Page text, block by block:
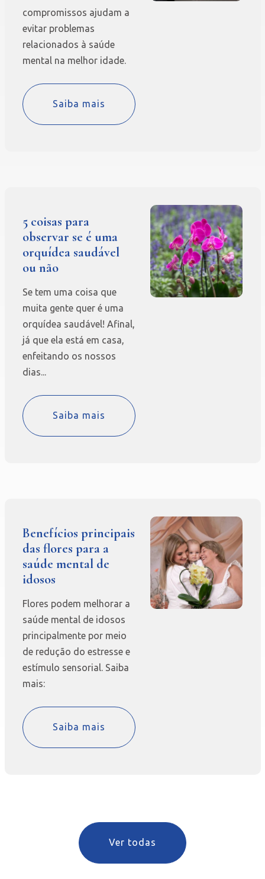
compromissos ajudam a
evitar problemas
relacionados à saúde
mental na melhor idade.
Saiba mais
5 coisas para
observar se é uma
orquídea saudável
ou não
Se tem uma coisa que
muita gente quer é uma
orquídea saudável! Afinal,
já que ela está em casa,
enfeitando os nossos
dias...
Saiba mais
Benefícios principais
das flores para a
saúde mental de
idosos
Flores podem melhorar a
saúde mental de idosos
principalmente por meio
de redução do estresse e
estímulo sensorial. Saiba
mais:
Saiba mais
Ver todas